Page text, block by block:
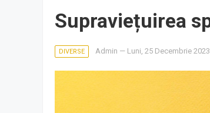
Supraviețuirea
DIVERSE Admin — Luni, 25 Decembrie 2023